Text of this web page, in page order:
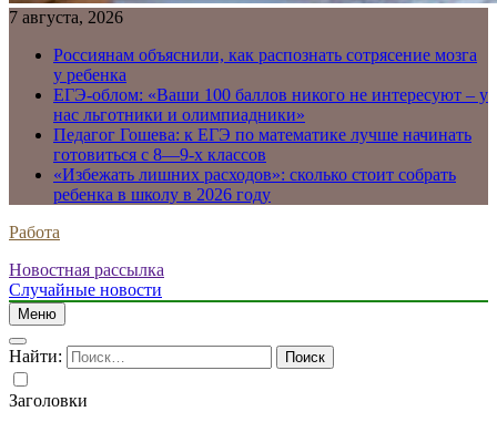
7 августа, 2026
Россиянам объяснили, как распознать сотрясение мозга
у ребенка
ЕГЭ-облом: «Ваши 100 баллов никого не интересуют – у
нас льготники и олимпиадники»
Педагог Гошева: к ЕГЭ по математике лучше начинать
готовиться с 8—9-х классов
«Избежать лишних расходов»: сколько стоит собрать
ребенка в школу в 2026 году
Работа
Новостная рассылка
Случайные новости
Меню
Найти:
Заголовки